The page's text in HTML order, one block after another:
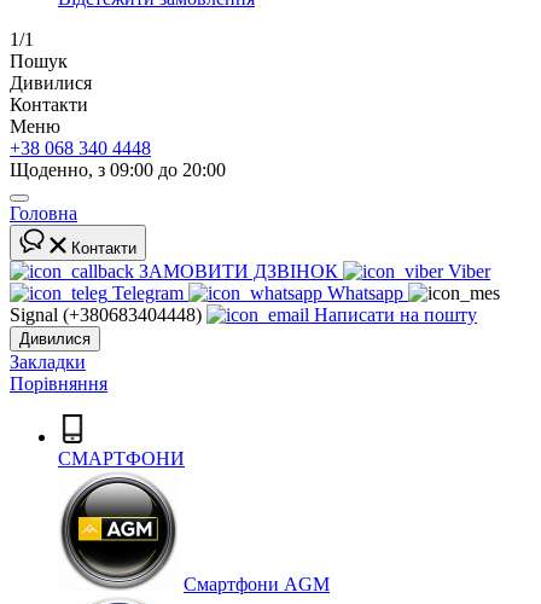
1/1
Пошук
Дивилися
Контакти
Меню
+38 068 340 4448
Щоденно, з 09:00 до 20:00
Головна
Контакти
ЗАМОВИТИ ДЗВІНОК
Viber
Telegram
Whatsapp
Signal (+380683404448)
Написати на пошту
Дивилися
Закладки
Порівняння
СМАРТФОНИ
Cмартфони AGM